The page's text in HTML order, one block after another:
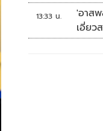
13:33 น.
'อาสพลธ์' โต้ 'โรม'
เอี่ยว
ปี